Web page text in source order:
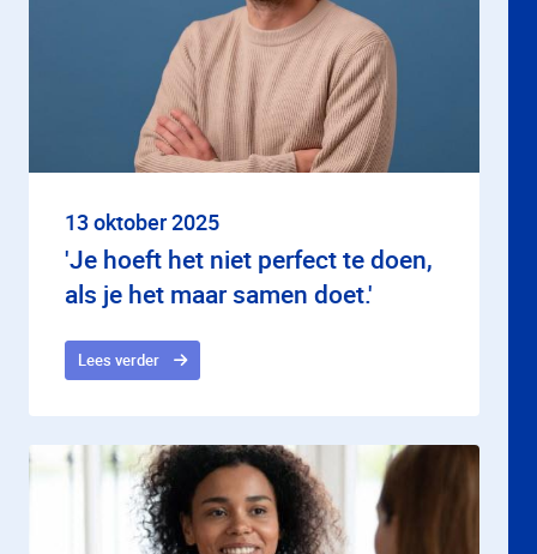
13 oktober 2025
'Je hoeft het niet perfect te doen,
als je het maar samen doet.'
Lees verder